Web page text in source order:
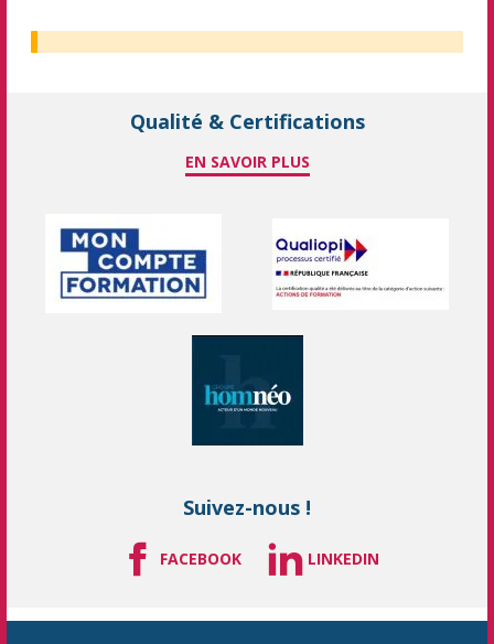
Qualité & Certifications
EN SAVOIR PLUS
Suivez-nous !
FACEBOOK LINKEDIN